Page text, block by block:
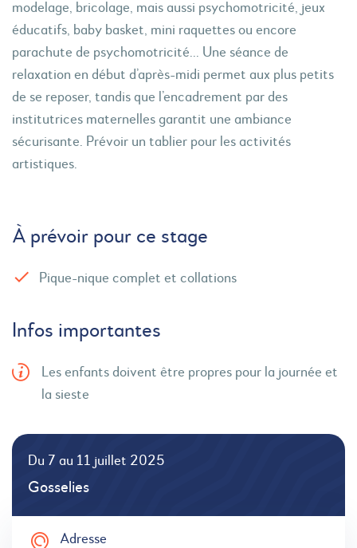
modelage, bricolage, mais aussi psychomotricité, jeux
éducatifs, baby basket, mini raquettes ou encore
parachute de psychomotricité... Une séance de
relaxation en début d’après-midi permet aux plus petits
de se reposer, tandis que l’encadrement par des
institutrices maternelles garantit une ambiance
sécurisante. Prévoir un tablier pour les activités
artistiques.
À prévoir pour ce stage
Pique-nique complet et collations
Infos importantes
Les enfants doivent être propres pour la journée et
la sieste
Du 7 au 11 juillet 2025
Gosselies
Adresse